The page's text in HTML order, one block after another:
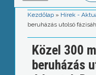
Kezdőlap » Hírek -
beruházás utolsó
Közel 300
beruházás